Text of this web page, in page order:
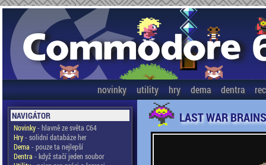
novinky utility hry dema dentra
NAVIGÁTOR
Novinky- hlavně ze světa C64
Hry- solidní databáze her
Dema - pouze ta nejlepší
Dentra - když stačí jeden soubor
LAST WAR